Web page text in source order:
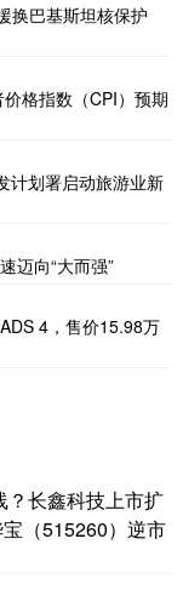
换巴基斯坦核保护
格指数（CPI）预期
计划署启动旅游业新
迈向“大而强”
4，售价15.98万
？长鑫科技上市扩
（515260）逆市